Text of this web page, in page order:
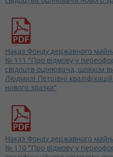
Наказ Фонду державного
№ 111 "Про відмову у
свідоцтв оцінювача, шляхом
Людмилі Петрівні
нового зразка"
Наказ Фонду державного
№ 110 "Про відмову у